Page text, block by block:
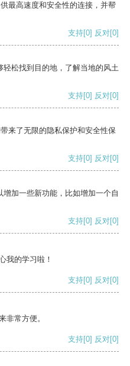
最高速度和安全性的连接，并帮
支持[0] 反对[0]
松找到目的地，了解当地的风土
支持[0] 反对[0]
来了无限的隐私保护和安全性保
支持[0] 反对[0]
加一些新功能，比如增加一个自
支持[0] 反对[0]
我的学习啦！
支持[0] 反对[0]
非常方便。
支持[0] 反对[0]